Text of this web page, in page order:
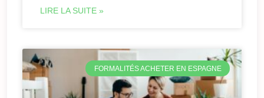
LIRE LA SUITE »
FORMALITÉS ACHETER EN ESPAGNE